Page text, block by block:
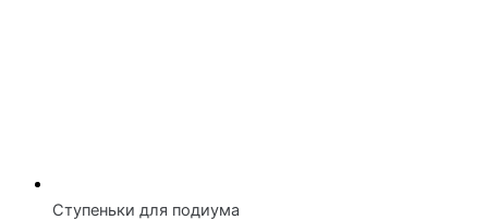
Ступеньки для подиума